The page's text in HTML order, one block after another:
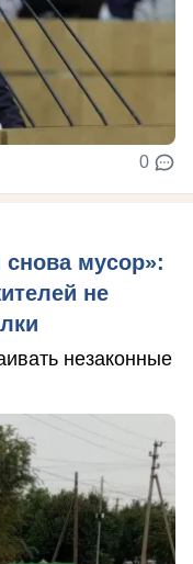
0
снова мусор»:
не
незаконные